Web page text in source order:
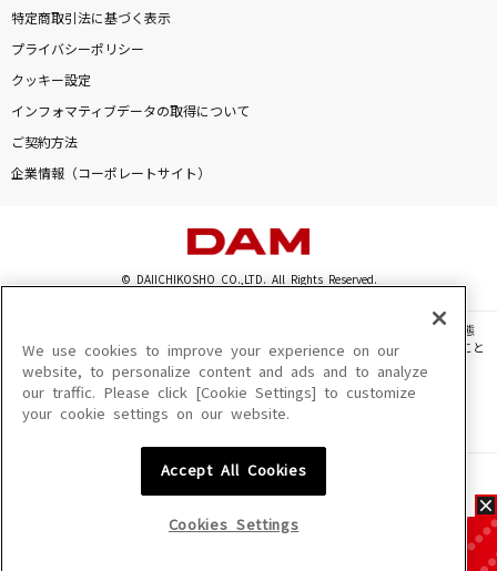
特定商取引法に基づく表示
プライバシーポリシー
クッキー設定
インフォマティブデータの取得について
ご契約方法
企業情報（コーポレートサイト）
© DAIICHIKOSHO CO.,LTD. All Rights Reserved.
このサイトに掲載されている一切の文章・画像・写真・動画・音声等を、手段や形態
を問わず、著作権法の定める範囲を超えて無断で複製、転載、ファイル化などすること
を禁じます。
楽曲及びコンテンツは、機種によりご利用いただけない場合があります。
楽曲及びコンテンツの配信日、配信内容が変更になる場合があります。
We use cookies to improve your experience on our
website, to personalize content and ads and to analyze
our traffic. Please click [Cookie Settings] to customize
your cookie settings on our website.
Accept All Cookies
Cookies Settings